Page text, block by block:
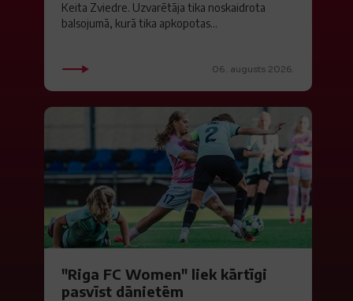
Keita Zviedre. Uzvarētāja tika noskaidrota
balsojumā, kurā tika apkopotas...
06. augusts 2026.
"Riga FC Women" liek kārtīgi
pasvīst dānietēm